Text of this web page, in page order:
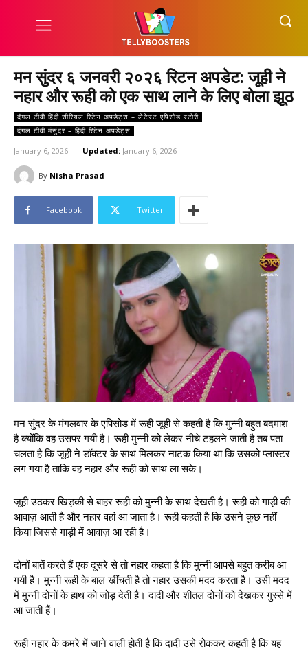
मन सुंदर ६ जनवरी २०२६ रिटन अपडेट: जूही ने
नहार और रूही को एक साथ लाने के लिए बोला झूठ
दंगल टीवी हिंदी सीरियल रिटेन अपडेट्स – लेटेस्ट एपिसोड स्टोरी
दंगल टीवी मंसुंदर – हिंदी रिटेन अपडेट्स
January 6, 2026 Updated: January 6, 2026
By Nisha Prasad
Facebook Twitter
मन सुंदर के मंगलवार के एपिसोड में रूही जूही से कहती है कि मुन्नी बहुत बदमाश
है क्योंकि वह उसपर गयी है। रूही मुन्नी को लेकर नीचे टहलने जाती है तब पता
चलता है कि जूही ने डॉक्टर के साथ मिलकर नाटक किया था कि उसको प्लास्टर
लग गया है ताकि वह नहार और रूही को साथ ला सके।
जूही उठकर खिड़की से बाहर रूही को मुन्नी के साथ देखती है। रूही को गाड़ी की
आवाज़ आती है और नहार वहां आ जाता है। रूही कहती है कि उसने कुछ नहीं
किया जिससे गाड़ी में आवाज़ आ रही है।
दोनों बातें करते हैं एक दूसरे से तो नहार कहता है कि मुन्नी आपसे बहुत करीब आ
गयी है। मुन्नी रूही के बाल खींचती है तो नहार उसकी मदद करता है। उसी मदद
में मुन्नी दोनों के हाथ को जोड़ देती है। दादी और शीतल दोनों को देखकर गुस्से में
आ जाती हैं।
रूही नहार के कमरे में जाने वाली होती है कि दादी उसे रोककर कहती है कि यह